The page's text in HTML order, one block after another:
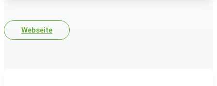
Webseite